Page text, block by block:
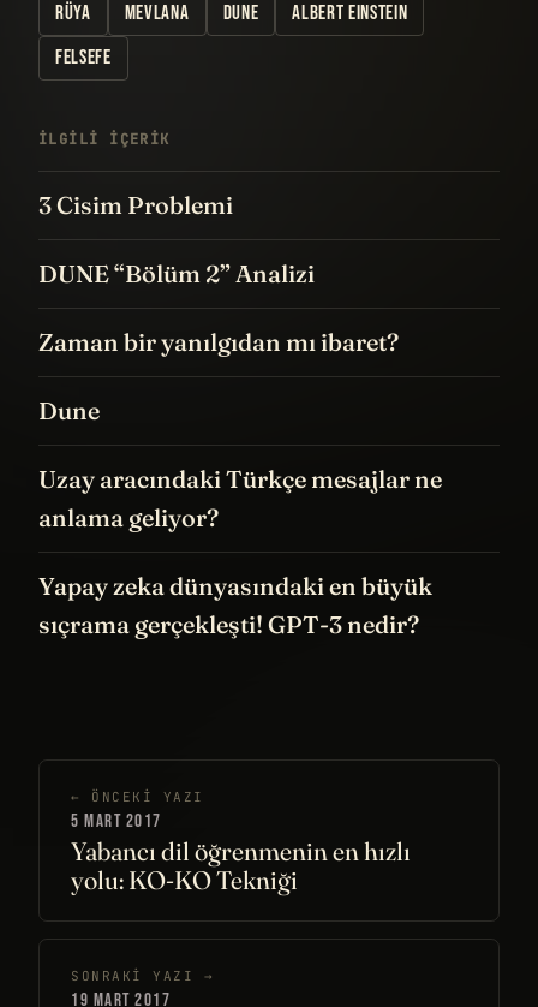
RÜYA MEVLANA DUNE
ALBERT EINSTEIN
FELSEFE
İLGILI IÇERIK
3 Cisim Problemi
DUNE “Bölüm 2” Analizi
Zaman bir yanılgıdan mı ibaret?
Dune
Uzay aracındaki Türkçe mesajlar ne
anlama geliyor?
Yapay zeka dünyasındaki en büyük
sıçrama gerçekleşti! GPT-3 nedir?
← ÖNCEKI YAZI
5 MART 2017
Yabancı dil öğrenmenin en hızlı
yolu: KO-KO Tekniği
SONRAKI YAZI →
19 MART 2017